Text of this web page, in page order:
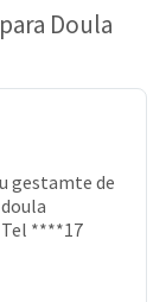
Doula
gestamte de
****17